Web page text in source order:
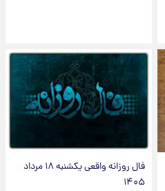
فال روزانه واقعی یکشنبه ۱۸ مرداد
۱۴۰۵